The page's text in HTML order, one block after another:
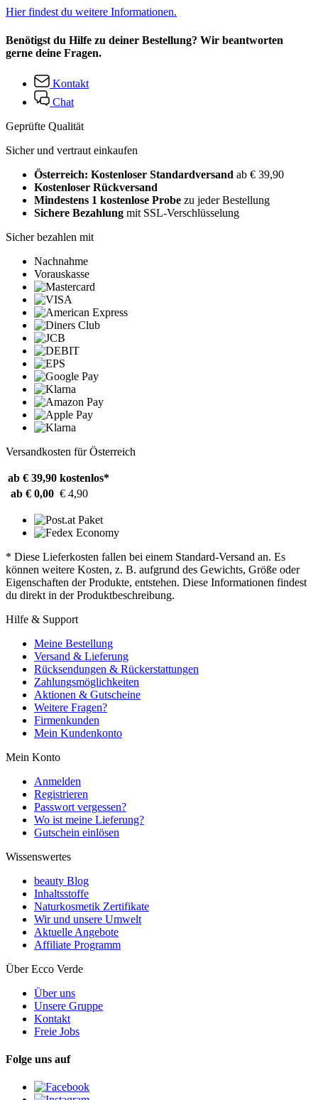
Hier findest du weitere Informationen.
Benötigst du Hilfe zu deiner Bestellung? Wir beantworten
gerne deine Fragen.
Kontakt
Chat
Geprüfte Qualität
Sicher und vertraut einkaufen
Österreich: Kostenloser Standardversand ab € 39,90
Kostenloser Rückversand
Mindestens 1 kostenlose Probe zu jeder Bestellung
Sichere Bezahlung mit SSL-Verschlüsselung
Sicher bezahlen mit
Nachnahme
Vorauskasse
Versandkosten für Österreich
ab € 39,90 kostenlos*
ab € 0,00 € 4,90
* Diese Lieferkosten fallen bei einem Standard-Versand an. Es
können weitere Kosten, z. B. aufgrund des Gewichts, Größe oder
Eigenschaften der Produkte, entstehen. Diese Informationen findest
du direkt in der Produktbeschreibung.
Hilfe & Support
Meine Bestellung
Versand & Lieferung
Rücksendungen & Rückerstattungen
Zahlungsmöglichkeiten
Aktionen & Gutscheine
Weitere Fragen?
Firmenkunden
Mein Kundenkonto
Mein Konto
Anmelden
Registrieren
Passwort vergessen?
Wo ist meine Lieferung?
Gutschein einlösen
Wissenswertes
beauty Blog
Inhaltsstoffe
Naturkosmetik Zertifikate
Wir und unsere Umwelt
Aktuelle Angebote
Affiliate Programm
Über Ecco Verde
Über uns
Unsere Gruppe
Kontakt
Freie Jobs
Folge uns auf